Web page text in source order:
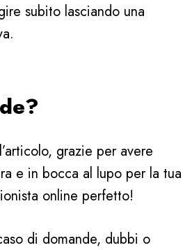
subito lasciando una
grazie per avere
e in bocca al lupo per la tua
online perfetto!
di domande, dubbi o